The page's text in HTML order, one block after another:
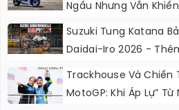
Ngầu Nhưng Vẫn
Suzuki Tung Katana
Daidai-Iro 2026 -
Chơi, Thêm Cá Tính
Trackhouse Và Chiến
MotoGP: Khi Áp Lự”